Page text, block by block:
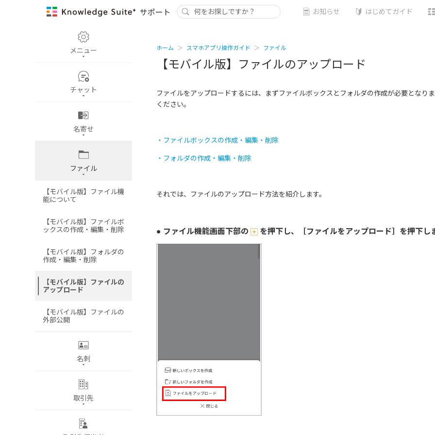
お知らせ はじめてガイド
メニュー
チャット
名寄せ
ファイル
【モバイル版】ファイル機
能について
【モバイル版】ファイルボ
ックスの作成・編集・削除
【モバイル版】フォルダの
作成・編集・削除
【モバイル版】ファイルの
アップロード
【モバイル版】ファイルの
外部公開
名刺
取引先
ホーム スマホアプリ操作ガイド ファイル
【モバイル版】ファイルのアップロード
ファイルをアップロードするには、まずファイルボックスとフォルダの作成が必要となり
ください。
・ファイルボックスの作成・編集・削除
・フォルダの作成・編集・削除
それでは、ファイルのアップロード方法を紹介します。
● ファイル機能画面下部の を押下し、［ファイルをアップロード］を押下し